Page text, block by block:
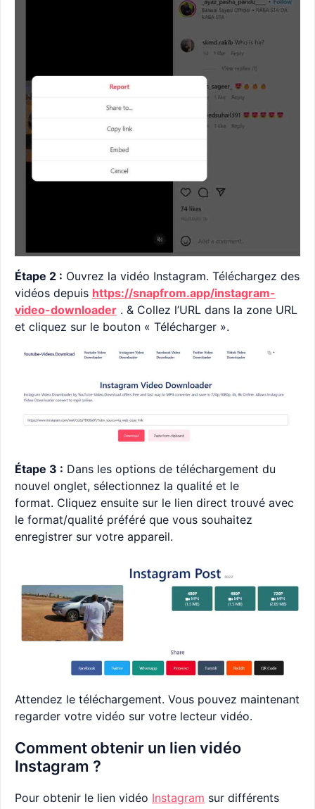
Étape 2 : Ouvrez la vidéo Instagram. Téléchargez des
vidéos depuis https://snapfrom.app/instagram-
video-downloader . & Collez l’URL dans la zone URL
et cliquez sur le bouton « Télécharger ».
Étape 3 : Dans les options de téléchargement du
nouvel onglet, sélectionnez la qualité et le
format. Cliquez ensuite sur le lien direct trouvé avec
le format/qualité préféré que vous souhaitez
enregistrer sur votre appareil.
Attendez le téléchargement. Vous pouvez maintenant
regarder votre vidéo sur votre lecteur vidéo.
Comment obtenir un lien vidéo
Instagram ?
Pour obtenir le lien vidéo Instagram sur différents